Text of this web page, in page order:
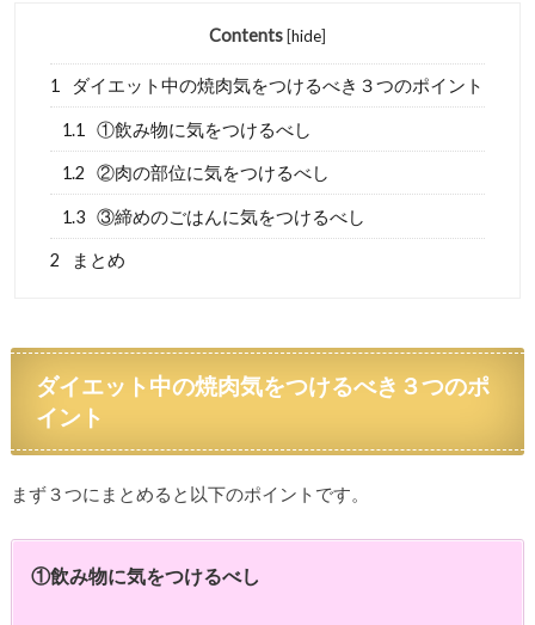
Contents [hide]
1 ダイエット中の焼肉気をつけるべき３つのポイント
1.1 ①飲み物に気をつけるべし
1.2 ②肉の部位に気をつけるべし
1.3 ③締めのごはんに気をつけるべし
2 まとめ
ダイエット中の焼肉気をつけるべき３つのポ
イント
まず３つにまとめると以下のポイントです。
①飲み物に気をつけるべし